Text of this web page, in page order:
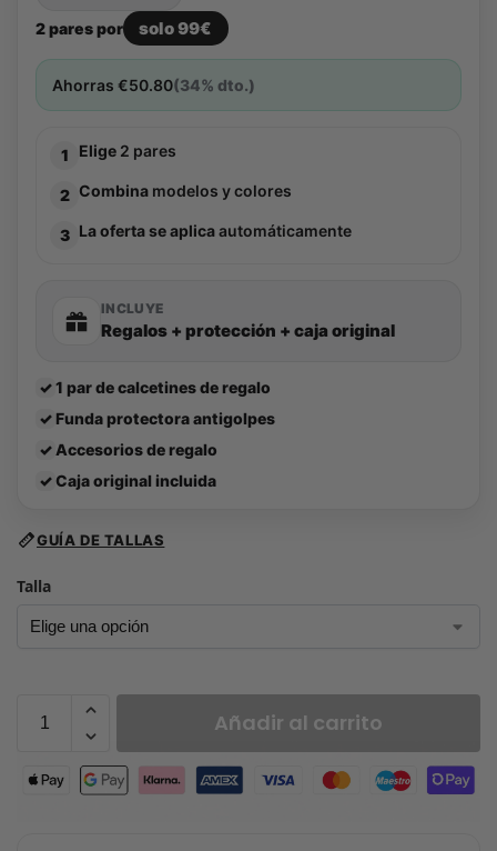
2 pares por solo 99€
Ahorras €50.80(34% dto.)
1 Elige 2 pares
2 Combina modelos y colores
3 La oferta se aplicaautomáticamente
INCLUYE
Regalos + protección + caja original
✓1 par de calcetines de regalo
✓ Funda protectora antigolpes
✓ Accesorios de regalo
✓Caja original incluida
GUÍA DE TALLAS
Talla
Añadir al carrito